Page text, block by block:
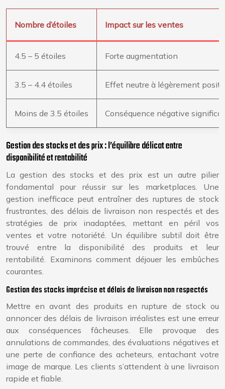
Nombre d’étoiles Impact sur les ventes
4.5 – 5 étoiles Forte augmentation
3.5 – 4.4 étoiles Effet neutre à légèrement positif
Moins de 3.5 étoiles Conséquence négative
Gestion des stocks et des prix : l’équilibre délicat entre
disponibilité et rentabilité
La gestion des stocks et des prix est un autre pilier
fondamental pour réussir sur les marketplaces. Une
gestion inefficace peut entraîner des ruptures de stock
frustrantes, des délais de livraison non respectés et des
stratégies de prix inadaptées, mettant en péril vos
ventes et votre notoriété. Un équilibre subtil doit être
trouvé entre la disponibilité des produits et leur
rentabilité. Examinons comment déjouer les embûches
courantes.
Gestion des stocks imprécise et délais de livraison non respectés
Mettre en avant des produits en rupture de stock ou
annoncer des délais de livraison irréalistes est une erreur
aux conséquences fâcheuses. Elle provoque des
annulations de commandes, des évaluations négatives et
une perte de confiance des acheteurs, entachant votre
image de marque. Les clients s’attendent à une livraison
rapide et fiable.